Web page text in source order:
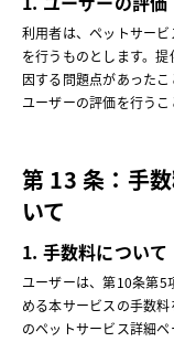
利用者は、ペットサー
を行うものとします。
因する問題点があった
ユーザーの評価を行うこ
第 13 条：手
いて
1. 手数料について
ユーザーは、第10条第5
める本サービスの手数
のペットサービス詳細